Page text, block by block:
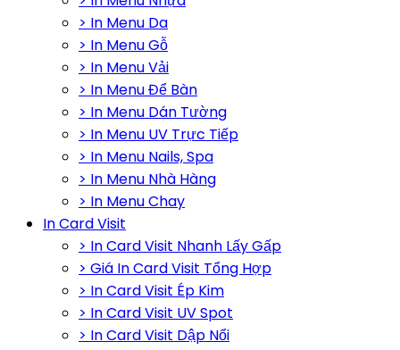
> In Menu Da
> In Menu Gỗ
> In Menu Vải
> In Menu Để Bàn
> In Menu Dán Tường
> In Menu UV Trực Tiếp
> In Menu Nails, Spa
> In Menu Nhà Hàng
> In Menu Chay
In Card Visit
> In Card Visit Nhanh Lấy Gấp
> Giá In Card Visit Tổng Hợp
> In Card Visit Ép Kim
> In Card Visit UV Spot
> In Card Visit Dập Nổi